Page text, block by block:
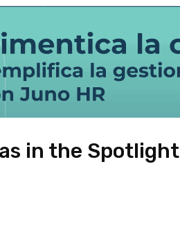
in the Spotlight